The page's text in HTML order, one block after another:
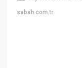
sabah.com.tr